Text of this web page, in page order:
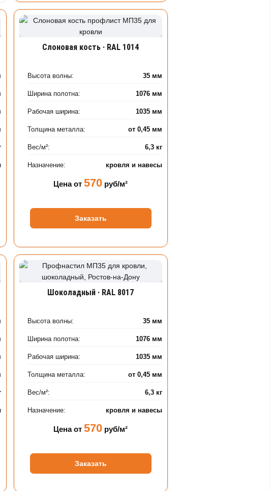
Слоновая кость · RAL 1014
Высота волны: 35 мм
Ширина полотна: 1076 мм
Рабочая ширина: 1035 мм
Толщина металла: от 0,45 мм
Вес/м²: 6,3 кг
Назначение: кровля и навесы
Цена от570 руб/м²
Заказать
Шоколадный · RAL 8017
Высота волны: 35 мм
Ширина полотна: 1076 мм
Рабочая ширина: 1035 мм
Толщина металла: от 0,45 мм
Вес/м²: 6,3 кг
Назначение: кровля и навесы
Цена от570 руб/м²
Заказать